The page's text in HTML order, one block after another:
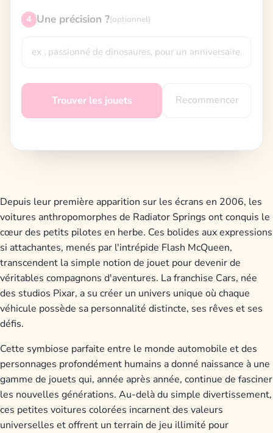
4 Une précision ?(optionnel)
Trouver les jouets Recommencer
Depuis leur première apparition sur les écrans en 2006, les
voitures anthropomorphes de Radiator Springs ont conquis le
cœur des petits pilotes en herbe. Ces bolides aux expressions
si attachantes, menés par l'intrépide Flash McQueen,
transcendent la simple notion de jouet pour devenir de
véritables compagnons d'aventures. La franchise Cars, née
des studios Pixar, a su créer un univers unique où chaque
véhicule possède sa personnalité distincte, ses rêves et ses
défis.
Cette symbiose parfaite entre le monde automobile et des
personnages profondément humains a donné naissance à une
gamme de jouets qui, année après année, continue de fasciner
les nouvelles générations. Au-delà du simple divertissement,
ces petites voitures colorées incarnent des valeurs
universelles et offrent un terrain de jeu illimité pour